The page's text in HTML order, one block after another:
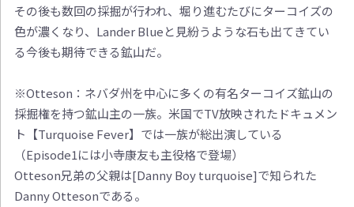
その後も数回の採掘が行われ、堀り進むたびにターコイズの
色が濃くなり、Lander Blueと見紛うような石も出てきてい
る今後も期待できる鉱山だ。
※Otteson：ネバダ州を中心に多くの有名ターコイズ鉱山の
採掘権を持つ鉱山主の一族。米国でTV放映されたドキュメン
ト【Turquoise Fever】では一族が総出演している
（Episode1には小寺康友も主役格で登場）
Otteson兄弟の父親は[Danny Boy turquoise]で知られた
Danny Ottesonである。